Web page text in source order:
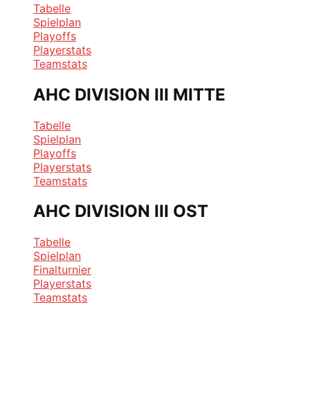
Tabelle
Spielplan
Playoffs
Playerstats
Teamstats
AHC DIVISION III MITTE
Tabelle
Spielplan
Playoffs
Playerstats
Teamstats
AHC DIVISION III OST
Tabelle
Spielplan
Finalturnier
Playerstats
Teamstats